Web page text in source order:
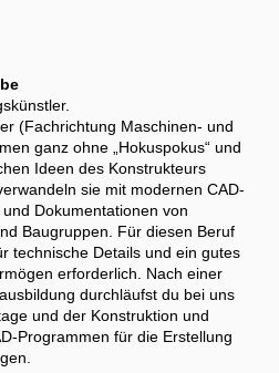
(Fachrichtung Maschinen- und
ganz ohne „Hokuspokus“ und
Ideen des Konstrukteurs
sie mit modernen CAD-
Dokumentationen von
Baugruppen. Für diesen Beruf
technische Details und ein gutes
erforderlich. Nach einer
durchläufst du bei uns
und der Konstruktion und
Programmen für die Erstellung